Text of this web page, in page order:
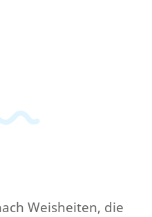
Weisheiten, die